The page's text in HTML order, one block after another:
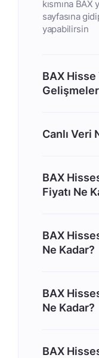
kısmına
sayfasına
yapabilirsin
BAX Hisse
Canlı Veri
BAX
Fiyatı Ne
BAX
Ne Kadar?
BAX
Ne Kadar?
BAX